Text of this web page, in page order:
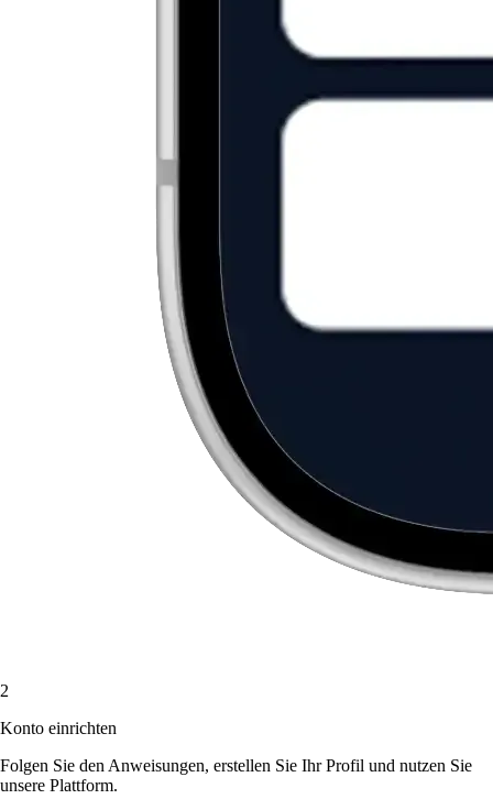
2
Konto einrichten
Folgen Sie den Anweisungen, erstellen Sie Ihr Profil und nutzen Sie
unsere Plattform.